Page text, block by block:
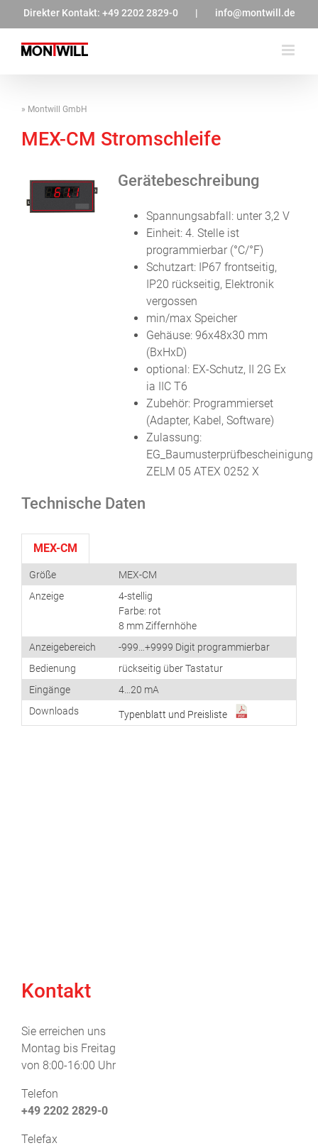
springen
Direkter Kontakt: +49 2202 2829-0 | info@montwill.de
Montwill GmbH
MEX-CM Stromschleife
Gerätebeschreibung
Spannungsabfall: unter 3,2 V
Einheit: 4. Stelle ist
programmierbar (°C/°F)
Schutzart: IP67 frontseitig,
IP20 rückseitig, Elektronik
vergossen
min/max Speicher
Gehäuse: 96x48x30 mm
(BxHxD)
optional: EX-Schutz, II 2G Ex
ia IIC T6
Zubehör: Programmierset
(Adapter, Kabel, Software)
Zulassung:
EG_Baumusterprüfbescheinigung
ZELM 05 ATEX 0252 X
Technische Daten
MEX-CM
Größe
MEX-CM
Anzeige
4-stellig
Farbe: rot
8 mm Ziffernhöhe
Anzeigebereich
-999…+9999 Digit programmierbar
Bedienung
rückseitig über Tastatur
Eingänge
4…20 mA
Downloads
Typenblatt und Preisliste
Kontakt
Sie erreichen uns
Montag bis Freitag
von 8:00-16:00 Uhr
Telefon
+49 2202 2829-0
Telefax